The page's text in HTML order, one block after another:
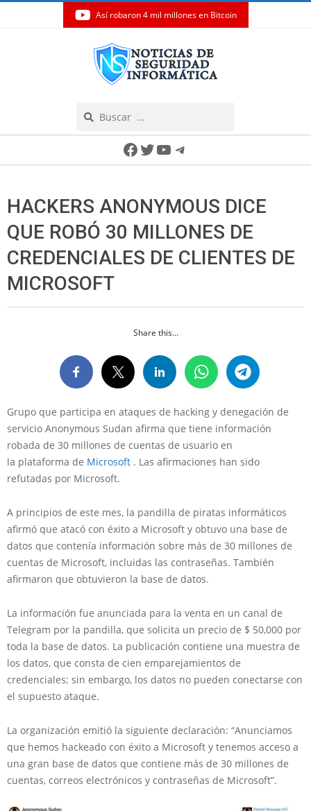
Así robaron 4 mil millones en Bitcoin
Facebook
Twitter
YouTube
Telegram
HACKERS ANONYMOUS DICE
QUE ROBÓ 30 MILLONES DE
CREDENCIALES DE CLIENTES DE
MICROSOFT
Share this...
Grupo que participa en ataques de hacking y denegación de
servicio Anonymous Sudan afirma que tiene información
robada de 30 millones de cuentas de usuario en
la plataforma de Microsoft . Las afirmaciones han sido
refutadas por Microsoft.
A principios de este mes, la pandilla de piratas informáticos
afirmó que atacó con éxito a Microsoft y obtuvo una base de
datos que contenía información sobre más de 30 millones de
cuentas de Microsoft, incluidas las contraseñas. También
afirmaron que obtuvieron la base de datos.
La información fue anunciada para la venta en un canal de
Telegram por la pandilla, que solicita un precio de $ 50,000 por
toda la base de datos. La publicación contiene una muestra de
los datos, que consta de cien emparejamientos de
credenciales; sin embargo, los datos no pueden conectarse con
el supuesto ataque.
La organización emitió la siguiente declaración: “Anunciamos
que hemos hackeado con éxito a Microsoft y tenemos acceso a
una gran base de datos que contiene más de 30 millones de
cuentas, correos electrónicos y contraseñas de Microsoft”.